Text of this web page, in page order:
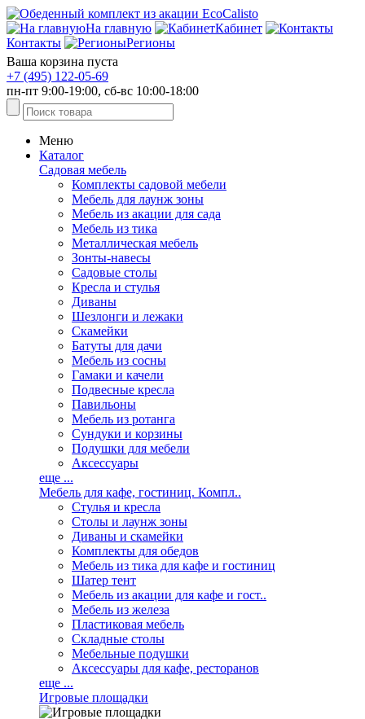
На главную
Кабинет
Контакты
Регионы
Ваша корзина пуста
+7 (495) 122-05-69
пн-пт 9:00-19:00, сб-вс 10:00-18:00
Меню
Каталог
Садовая мебель
Комплекты садовой мебели
Мебель для лаунж зоны
Мебель из акации для сада
Мебель из тика
Металлическая мебель
Зонты-навесы
Садовые столы
Кресла и стулья
Диваны
Шезлонги и лежаки
Скамейки
Батуты для дачи
Мебель из сосны
Гамаки и качели
Подвесные кресла
Павильоны
Мебель из ротанга
Сундуки и корзины
Подушки для мебели
Аксессуары
еще ...
Мебель для кафе, гостиниц. Компл..
Стулья и кресла
Столы и лаунж зоны
Диваны и скамейки
Комплекты для обедов
Мебель из тика для кафе и гостиниц
Шатер тент
Мебель из акации для кафе и гост..
Мебель из железа
Пластиковая мебель
Складные столы
Мебельные подушки
Аксессуары для кафе, ресторанов
еще ...
Игровые площадки